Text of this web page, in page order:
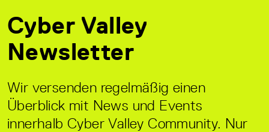
Cyber Valley
Newsletter
Wir versenden regelmäßig einen
Überblick mit News und Events
innerhalb Cyber Valley Community. Nur